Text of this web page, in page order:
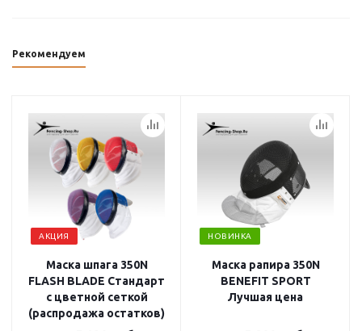
Рекомендуем
АКЦИЯ
Маска шпага 350N
FLASH BLADE Стандарт
с цветной сеткой
(распродажа остатков)
НОВИНКА
Маска рапира 350N
BENEFIT SPORT
Лучшая цена